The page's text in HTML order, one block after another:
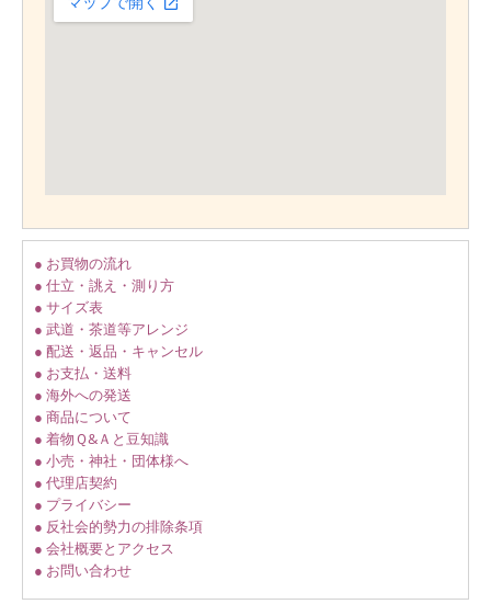
● お買物の流れ
● 仕立・誂え・測り方
● サイズ表
● 武道・茶道等アレンジ
● 配送・返品・キャンセル
● お支払・送料
● 海外への発送
● 商品について
● 着物Ｑ&Ａと豆知識
● 小売・神社・団体様へ
● 代理店契約
● プライバシー
● 反社会的勢力の排除条項
● 会社概要とアクセス
● お問い合わせ